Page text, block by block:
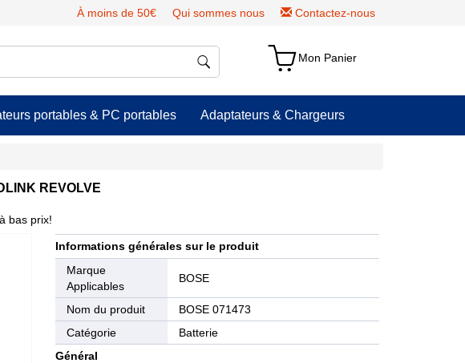
À moins de 50€ Qui sommes nous Contactez-nous
Mon Panier
portables & PC portables Adaptateurs & Chargeurs
REVOLVE
bas prix!
Informations générales sur le produit
Marque
Applicables
BOSE
Nom du produit
BOSE 071473
Catégorie
Batterie
Général